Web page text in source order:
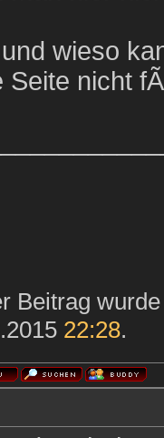
wieso
Seite nicht
Beitrag
22:28.